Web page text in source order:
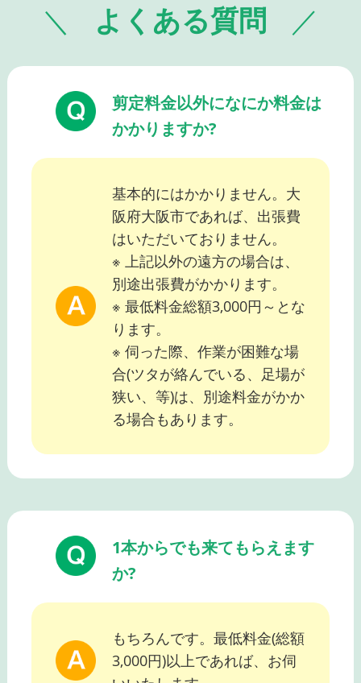
よくある質問
剪定料金以外になにか料金は
かかりますか?
基本的にはかかりません。大
阪府大阪市であれば、出張費
はいただいておりません。
※ 上記以外の遠方の場合は、
別途出張費がかかります。
※ 最低料金総額3,000円～とな
ります。
※ 伺った際、作業が困難な場
合(ツタが絡んでいる、足場が
狭い、等)は、別途料金がかか
る場合もあります。
1本からでも来てもらえます
か?
もちろんです。最低料金(総額
3,000円)以上であれば、お伺